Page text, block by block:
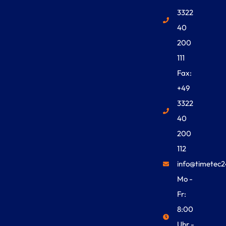
3322
40
200
111
Fax:
+49
3322
40
200
112
Mo -
Fr:
8:00